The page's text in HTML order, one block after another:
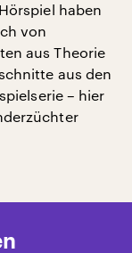
haben
von
aus Theorie
aus den
– hier